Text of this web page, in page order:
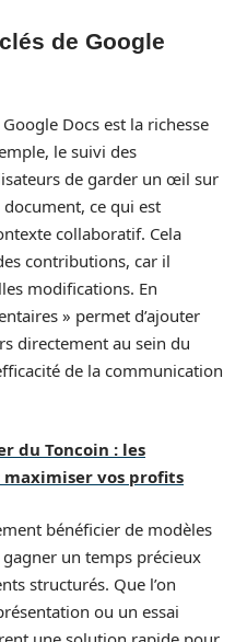
de Google
Docs est la richesse
le suivi des
de garder un œil sur
ce qui est
collaboratif. Cela
contributions, car il
modifications. En
» permet d’ajouter
directement au sein du
de la communication
du Toncoin : les
vos profits
bénéficier de modèles
un temps précieux
structurés. Que l’on
ou un essai